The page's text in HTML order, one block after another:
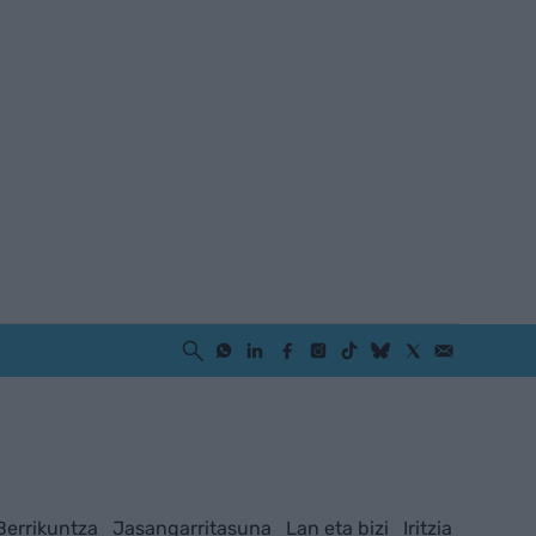
Jasangarritasuna Lan eta bizi Iritzia